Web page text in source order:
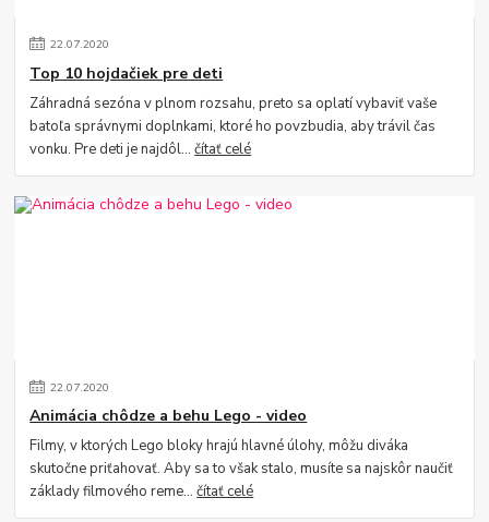
22.07.2020
Top 10 hojdačiek pre deti
Záhradná sezóna v plnom rozsahu, preto sa oplatí vybaviť vaše
batoľa správnymi doplnkami, ktoré ho povzbudia, aby trávil čas
vonku. Pre deti je najdôl...čítať celé
22.07.2020
Animácia chôdze a behu Lego - video
Filmy, v ktorých Lego bloky hrajú hlavné úlohy, môžu diváka
skutočne priťahovať. Aby sa to však stalo, musíte sa najskôr naučiť
základy filmového reme...čítať celé